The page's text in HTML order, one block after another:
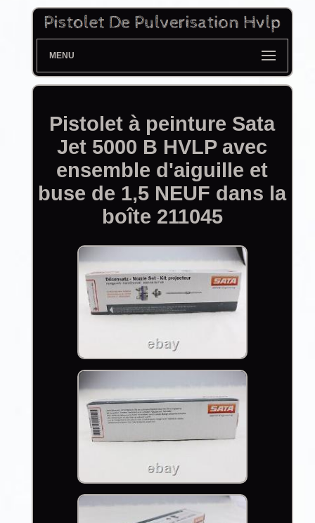
MENU
Pistolet à peinture Sata
Jet 5000 B HVLP avec
ensemble d'aiguille et
buse de 1,5 NEUF dans la
boîte 211045